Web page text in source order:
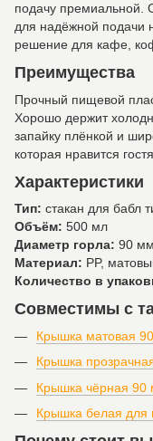
подачу премиальной.
для надёжной подачи
решение для кафе,
Преимущества
Прочный пищевой
Хорошо держит
запайку плёнкой и
которая нравится
Характеристики
Тип: стакан для бабл
Объём: 500 мл
Диаметр горла: 90 мм
Материал: PP,
Количество в
Совместимы с
Крышка матовая
Крышка
Крышка чёрная 90
Крышка белая для